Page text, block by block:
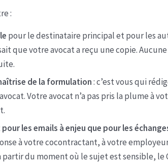
:
pour le destinataire principal et pour les
que votre avocat a reçu une copie.
de la formulation: c’est vous qui
Votre avocat n’a pas pris la plume à
les emails à enjeu que pour les
à votre cocontractant, à votre
partir du moment où le sujet est sensible, le